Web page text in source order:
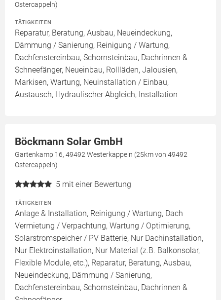
Ostercappeln)
TÄTIGKEITEN
Reparatur, Beratung, Ausbau, Neueindeckung,
Dämmung / Sanierung, Reinigung / Wartung,
Dachfenstereinbau, Schornsteinbau, Dachrinnen &
Schneefänger, Neueinbau, Rollläden, Jalousien,
Markisen, Wartung, Neuinstallation / Einbau,
Austausch, Hydraulischer Abgleich, Installation
Böckmann Solar GmbH
Gartenkamp 16, 49492 Westerkappeln (25km von 49492
Ostercappeln)
5 mit einer Bewertung
TÄTIGKEITEN
Anlage & Installation, Reinigung / Wartung, Dach
Vermietung / Verpachtung, Wartung / Optimierung,
Solarstromspeicher / PV Batterie, Nur Dachinstallation,
Nur Elektroinstallation, Nur Material (z.B. Balkonsolar,
Flexible Module, etc.), Reparatur, Beratung, Ausbau,
Neueindeckung, Dämmung / Sanierung,
Dachfenstereinbau, Schornsteinbau, Dachrinnen &